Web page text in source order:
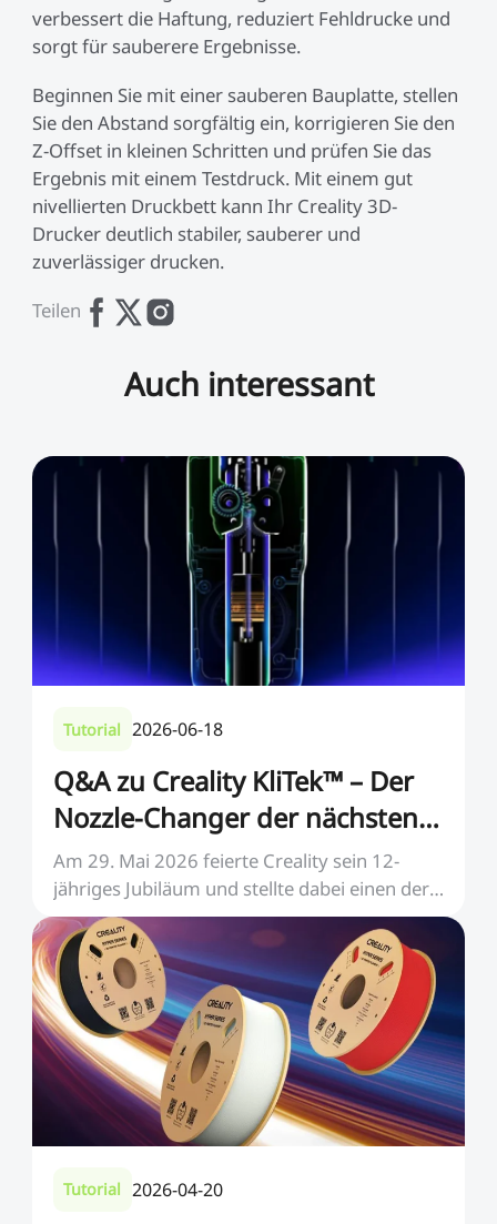
verbessert die Haftung, reduziert Fehldrucke und
sorgt für sauberere Ergebnisse.
Beginnen Sie mit einer sauberen Bauplatte, stellen
Sie den Abstand sorgfältig ein, korrigieren Sie den
Z-Offset in kleinen Schritten und prüfen Sie das
Ergebnis mit einem Testdruck. Mit einem gut
nivellierten Druckbett kann Ihr Creality 3D-
Drucker deutlich stabiler, sauberer und
zuverlässiger drucken.
Teilen
Auch interessant
Tutorial 2026-06-18
Q&A zu Creality KliTek™ – Der
Nozzle-Changer der nächsten
Generation
Am 29. Mai 2026 feierte Creality sein 12-
jähriges Jubiläum und stellte dabei einen der
bislang be...
Tutorial 2026-04-20